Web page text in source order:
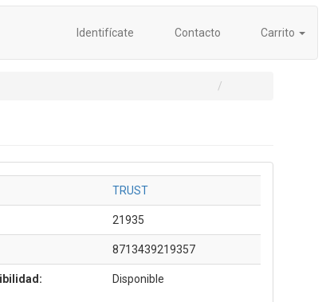
Identifícate Contacto Carrito
TRUST
21935
8713439219357
Disponible